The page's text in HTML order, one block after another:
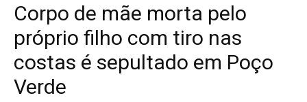
Corpo de mãe morta pelo
próprio filho com tiro nas
costas é sepultado em Poço
Verde